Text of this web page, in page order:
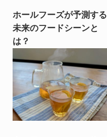
ホールフーズが予測する
未来のフードシーンと
は？